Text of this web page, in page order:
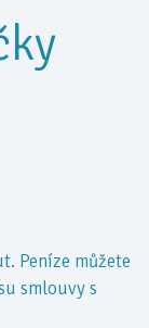
Peníze můžete
smlouvy s